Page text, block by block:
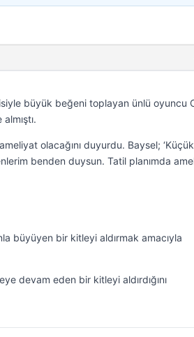
büyük beğeni toplayan ünlü oyuncu
olacağını duyurdu. Baysel;
benden duysun. Tatil planımda
büyüyen bir kitleyi aldırmak amacıyla
devam eden bir kitleyi aldırdığını